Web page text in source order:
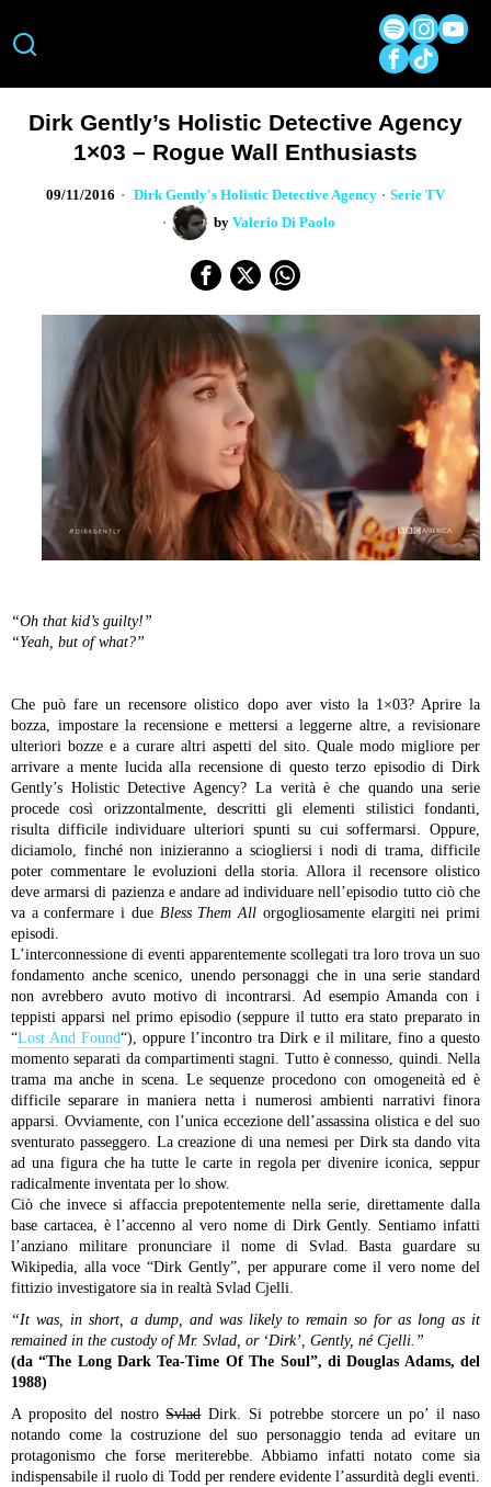
Dirk Gently’s Holistic Detective Agency
1×03 – Rogue Wall Enthusiasts
09/11/2016 Dirk Gently's Holistic Detective Agency · Serie TV
by Valerio Di Paolo
“Oh that kid’s guilty!”
“Yeah, but of what?”
Che può fare un recensore olistico dopo aver visto la 1×03?Aprire la
bozza, impostare la recensione e mettersi a leggerne altre, a revisionare
ulteriori bozze e a curare altri aspetti del sito. Quale modo migliore per
arrivare a mente lucida alla recensione di questo terzo episodio di Dirk
Gently’s Holistic Detective Agency? La verità è che quando una serie
procede così orizzontalmente, descritti gli elementi stilistici fondanti,
risulta difficile individuare ulteriori spunti su cui soffermarsi. Oppure,
diciamolo, finché non inizieranno a sciogliersi i nodi di trama, difficile
poter commentare le evoluzioni della storia.
Allora il recensore olistico
deve armarsi di pazienza e andare ad individuare nell’episodio tutto ciò che
va a confermare i due Bless Them All orgogliosamente elargiti nei primi
episodi.
L’interconnessione di eventi apparentemente scollegati tra loro trova un suo
fondamento anche scenico, unendo personaggi che in una serie standard
non avrebbero avuto motivo di incontrarsi. Ad esempio Amanda con i
teppisti apparsi nel primo episodio (seppure il tutto era stato preparato in
“Lost And Found“), oppure l’incontro tra Dirk e il militare, fino a questo
momento separati da compartimenti stagni. Tutto è connesso, quindi. Nella
trama ma anche in scena. Le sequenze procedono con omogeneità ed è
difficile separare in maniera netta i numerosi ambienti narrativi finora
apparsi. Ovviamente, con l’unica eccezione dell’assassina olistica e del suo
sventurato passeggero. La creazione di una nemesi per Dirk sta dando vita
ad una figura che ha tutte le carte in regola per divenire iconica, seppur
radicalmente inventata per lo show.
Ciò che invece si affaccia prepotentemente nella serie, direttamente dalla
base cartacea, è l’accenno al vero nome di Dirk Gently. Sentiamo infatti
l’anziano militare pronunciare il nome di Svlad. Basta guardare su
Wikipedia, alla voce “Dirk Gently”, per appurare come il vero nome del
fittizio investigatore sia in realtà Svlad Cjelli.
“It was, in short, a dump, and was likely to remain so for as long as it
remained in the custody of Mr. Svlad, or ‘Dirk’, Gently, né Cjelli.”
(da “The Long Dark Tea-Time Of The Soul”, di Douglas Adams, del
1988)
A proposito del nostroSvladDirk. Si potrebbe storcere un po’ il naso
notando come la costruzione del suo personaggio tenda ad evitare un
protagonismo che forse meriterebbe. Abbiamo infatti notato come sia
indispensabile il ruolo di Todd per rendere evidente l’assurdità degli eventi.